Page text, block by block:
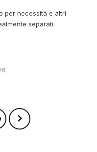
per necessità e altri
separati.